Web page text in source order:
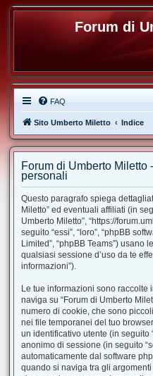
Forum di
FAQ
Sito Umberto Miletto Indice
Forum di Umberto Miletto
personali
Questo paragrafo spiega
Miletto” ed eventuali affiliati (in
Umberto Miletto”, “https://
seguito “essi”, “loro”, “phpBB
Limited”, “phpBB Teams”) usano
qualsiasi sessione d’uso da te
informazioni”).
Le tue informazioni sono raccolte
naviga su “Forum di Umberto
numero di cookie, che sono
nei file temporanei del tuo
un identificativo utente (in seguito
anonimo di sessione (in seguito
automaticamente dal software
quando si naviga tra gli argomenti